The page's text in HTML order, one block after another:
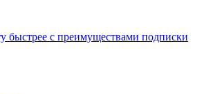
быстрее с преимуществами подписки